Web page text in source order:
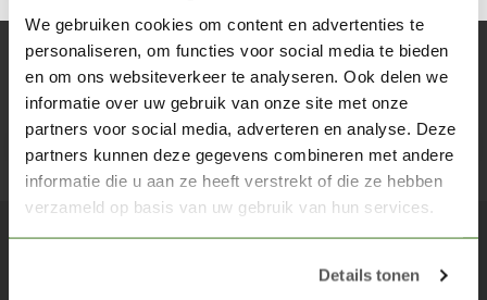
We gebruiken cookies om content en advertenties te
personaliseren, om functies voor social media te bieden
en om ons websiteverkeer te analyseren. Ook delen we
informatie over uw gebruik van onze site met onze
partners voor social media, adverteren en analyse. Deze
partners kunnen deze gegevens combineren met andere
informatie die u aan ze heeft verstrekt of die ze hebben
verzameld op basis van uw gebruik van hun services.
Details tonen
Abonneer je op onze nieuwsbrief
Blijf op de hoogte over onze laatste acties